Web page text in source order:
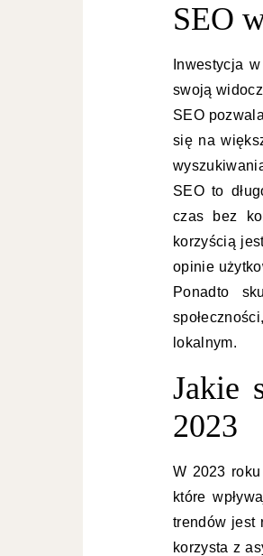
SEO
Inwestycja
swoją
SEO
się na
SEO to
czas bez
korzyścią
opinie
Ponadto
lokalnym.
Jakie
2023
W 2023
które
trendów jest
korzysta z